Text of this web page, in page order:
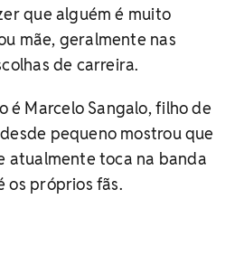
que alguém é muito
mãe, geralmente nas
de carreira.
é Marcelo Sangalo, filho de
pequeno mostrou que
atualmente toca na banda
os próprios fãs.